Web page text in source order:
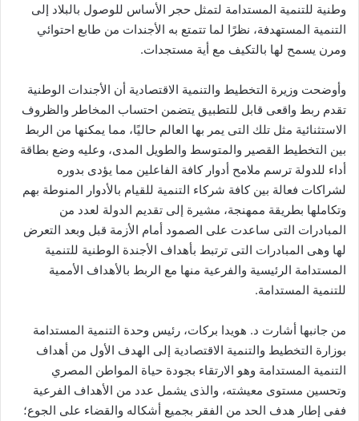
وطنية للتنمية المستدامة لتمثل حجر الأساس للوصول بالبلاد إلى
التنمية المستهدفة، نظرًا لما تتمتع به الأجندات من طابع احتوائي
ومرن يسمح لها بالتكيف مع أية مستجدات.
وأوضحت وزيرة التخطيط والتنمية الاقتصادية أن الأجندات الوطنية
تقدم ربط واقعى قابل للتطبيق يتضمن احتساب المخاطر والظروف
الاستثنائية مثل تلك التى يمر بها العالم حاليًا، مما يمكنها من الربط
بين التخطيط القصير والمتوسط والطويل المدى، وعليه وضع بطاقة
أداء للدولة ترسم ملامح أدوار كافة الفاعلين مما يؤدى بدوره
لشراكات فعالة بين كافة شركاء التنمية للقيام بالأدوار المنوطة بهم
وتكاملها بطريقة ممهنجة، مشيرة إلى تقديم الدولة لعدد من
المبادرات التى ساعدت على الصمود أمام الأزمة قبل وبعد التعرض
لها وهى المبادرات التى ترتبط بأهداف الأجندة الوطنية للتنمية
المستدامة الرئيسية والفرعية منها مع الربط بالأهداف الأممية
للتنمية المستدامة.
من جانبها أشارت د. هويدا بركات، رئيس وحدة التنمية المستدامة
بوزارة التخطيط والتنمية الاقتصادية إلى الهدف الأول من أهداف
التنمية المستدامة وهو الارتقاء بجودة حياة المواطن المصري
وتحسين مستوى معيشته، والذى يشمل عدد من الأهداف الفرعية
ففى إطار هدف الحد من الفقر بجميع أشكاله والقضاء على الجوع؛